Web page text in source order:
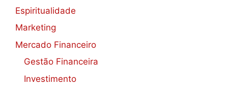
Espiritualidade
Marketing
Mercado Financeiro
Gestão Financeira
Investimento